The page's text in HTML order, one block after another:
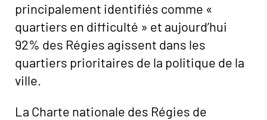
principalement identifiés comme «
quartiers en difficulté » et aujourd’hui
92% des Régies agissent dans les
quartiers prioritaires de la politique de la
ville.
La Charte nationale des Régies de